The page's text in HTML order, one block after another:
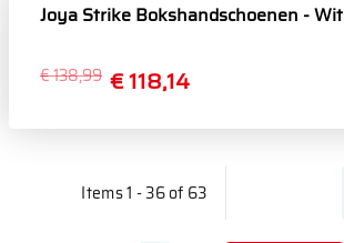
Joya Strike Bokshandschoenen - Wit
€ 118,14
€ 138,99
Items 1 - 36 of 63